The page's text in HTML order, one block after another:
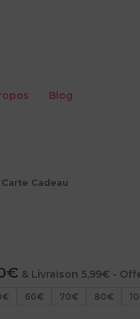
Blog
Cadeau
€ Plage
prix :
& Livraison 5,99€ -
60€ 70€ 80€